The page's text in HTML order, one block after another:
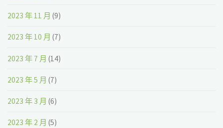
2023 年 11 月 (9)
2023 年 10 月 (7)
2023 年 7 月 (14)
2023 年 5 月 (7)
2023 年 3 月 (6)
2023 年 2 月 (5)